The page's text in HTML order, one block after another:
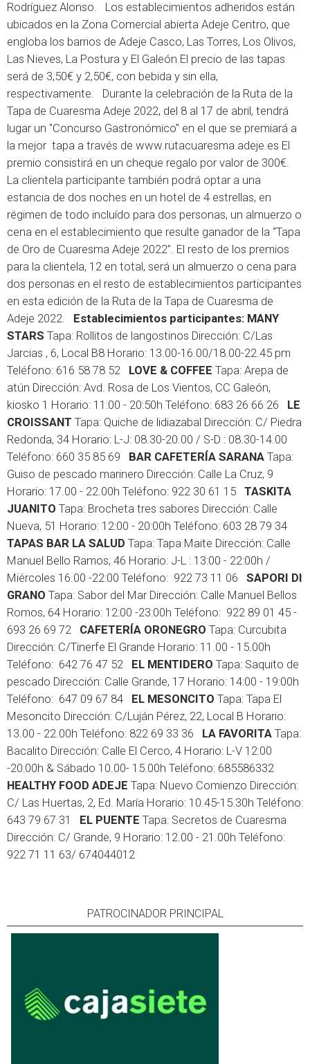
Rodríguez Alonso. Los establecimientos adheridos están
ubicados en la Zona Comercial abierta Adeje Centro, que
engloba los barrios de Adeje Casco, Las Torres, Los Olivos,
Las Nieves, La Postura y El Galeón.El precio de las tapas
será de 3,50€ y 2,50€, con bebida y sin ella,
respectivamente. Durante la celebración de la Ruta de la
Tapa de Cuaresma Adeje 2022, del 8 al 17 de abril, tendrá
lugar un "Concurso Gastronómico" en el que se premiará a
la mejor tapa a través de www.rutacuaresma.adeje.es El
premio consistirá en un cheque regalo por valor de 300€.
La clientela participante también podrá optar a una
estancia de dos noches en un hotel de 4 estrellas, en
régimen de todo incluído para dos personas, un almuerzo o
cena en el establecimiento que resulte ganador de la “Tapa
de Oro de Cuaresma Adeje 2022”. El resto de los premios
para la clientela, 12 en total, será un almuerzo o cena para
dos personas en el resto de establecimientos participantes
en esta edición de la Ruta de la Tapa de Cuaresma de
Adeje 2022. Establecimientos participantes: MANY
STARS Tapa: Rollitos de langostinos Dirección: C/Las
Jarcias , 6, Local B8 Horario: 13.00-16.00/18.00-22.45 pm
Teléfono: 616 58 78 52 LOVE & COFFEE Tapa: Arepa de
atún Dirección: Avd. Rosa de Los Vientos, CC Galeón,
kiosko 1 Horario: 11:00 - 20:50h Teléfono: 683 26 66 26 LE
CROISSANT Tapa: Quiche de lidiazabal Dirección: C/ Piedra
Redonda, 34 Horario: L-J: 08.30-20.00 / S-D : 08.30-14.00
Teléfono: 660 35 85 69 BAR CAFETERÍA SARANA Tapa:
Guiso de pescado marinero Dirección: Calle La Cruz, 9
Horario: 17.00 - 22.00h Teléfono: 922 30 61 15 TASKITA
JUANITO Tapa: Brocheta tres sabores Dirección: Calle
Nueva, 51 Horario: 12:00 - 20:00h Teléfono: 603 28 79 34
TAPAS BAR LA SALUD Tapa: Tapa Maite Dirección: Calle
Manuel Bello Ramos, 46 Horario: J-L : 13:00 - 22:00h /
Miércoles 16.00 -22:00 Teléfono: 922 73 11 06 SAPORI DI
GRANO Tapa: Sabor del Mar Dirección: Calle Manuel Bellos
Romos, 64 Horario: 12:00 -23:00h Teléfono: 922 89 01 45 -
693 26 69 72 CAFETERÍA ORONEGRO Tapa: Curcubita
Dirección: C/Tinerfe El Grande Horario: 11.00 - 15.00h
Teléfono: 642 76 47 52 EL MENTIDERO Tapa: Saquito de
pescado Dirección: Calle Grande, 17 Horario: 14:00 - 19:00h
Teléfono: 647 09 67 84 EL MESONCITO Tapa: Tapa El
Mesoncito Dirección: C/Luján Pérez, 22, Local B Horario:
13.00 - 22.00h Teléfono: 822 69 33 36 LA FAVORITA Tapa:
Bacalito Dirección: Calle El Cerco, 4 Horario: L-V 12:00
-20:00h & Sábado 10.00- 15.00h Teléfono: 685586332
HEALTHY FOOD ADEJE Tapa: Nuevo Comienzo Dirección:
C/ Las Huertas, 2, Ed. María Horario: 10.45-15.30h Teléfono:
643 79 67 31 EL PUENTE Tapa: Secretos de Cuaresma
Dirección: C/ Grande, 9 Horario: 12.00 - 21.00h Teléfono:
922 71 11 63/ 674044012
PATROCINADOR PRINCIPAL